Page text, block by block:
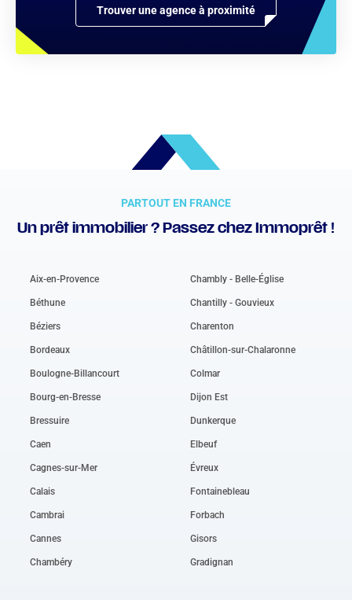
Trouver une agence à proximité
PARTOUT EN FRANCE
Un prêt immobilier ? Passez chez Immoprêt !
Aix-en-Provence
Béthune
Béziers
Bordeaux
Boulogne-Billancourt
Bourg-en-Bresse
Bressuire
Caen
Cagnes-sur-Mer
Calais
Cambrai
Cannes
Chambéry
Chambly - Belle-Église
Chantilly - Gouvieux
Charenton
Châtillon-sur-Chalaronne
Colmar
Dijon Est
Dunkerque
Elbeuf
Évreux
Fontainebleau
Forbach
Gisors
Gradignan